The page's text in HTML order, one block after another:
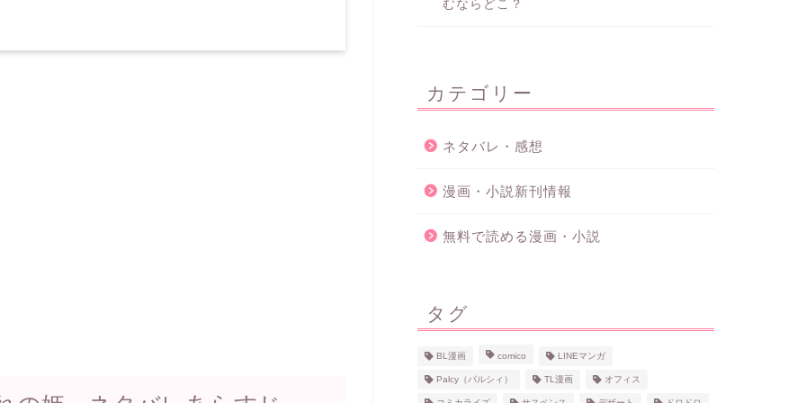
むならどこ？
カテゴリー
ネタバレ・感想
漫画・小説新刊情報
無料で読める漫画・小説
タグ
BL漫画 comico LINEマンガ
Palcy（パルシィ） TL漫画 オフィス